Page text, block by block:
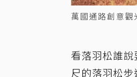
萬國通路創意
看落羽松誰
尺的落羽松